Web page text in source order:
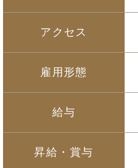
アクセス
雇用形態
給与
昇給・賞与